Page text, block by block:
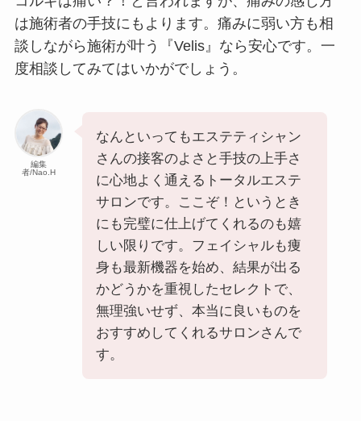
は施術者の手技にもよります。痛みに弱い方も相
談しながら施術が叶う『Velis』なら安心です。一
度相談してみてはいかがでしょう。
編集
者/Nao.H
なんといってもエステティシャン
さんの接客のよさと手技の上手さ
に心地よく通えるトータルエステ
サロンです。ここぞ！というとき
にも完璧に仕上げてくれるのも嬉
しい限りです。フェイシャルも痩
身も最新機器を始め、結果が出る
かどうかを重視したセレクトで、
無理強いせず、本当に良いものを
おすすめしてくれるサロンさんで
す。